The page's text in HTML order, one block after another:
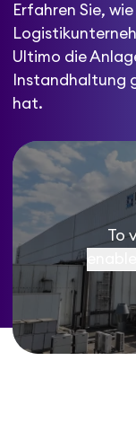
Erfahren Sie,
Ultimo die
Instandhaltung
hat.
To